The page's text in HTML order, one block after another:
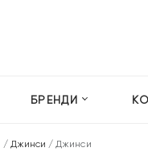
БРЕНДИ
/ Джинси /Джинси